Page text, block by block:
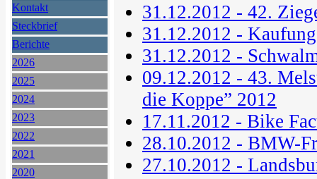
Kontakt
Steckbrief
Berichte
2026
2025
2024
2023
2022
2021
2020
31.12.2012 - 42.
31.12.2012 -
31.12.2012 -
09.12.2012 - 43.
die Koppe” 2012
17.11.2012 - Bike
28.10.2012 - BMW-
27.10.2012 -